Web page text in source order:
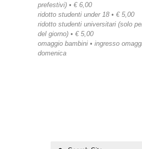
prefestivi) • € 6,00
ridotto studenti under 18 • € 5,00
ridotto studenti universitari (solo
del giorno) • € 5,00
omaggio bambini • ingresso
domenica